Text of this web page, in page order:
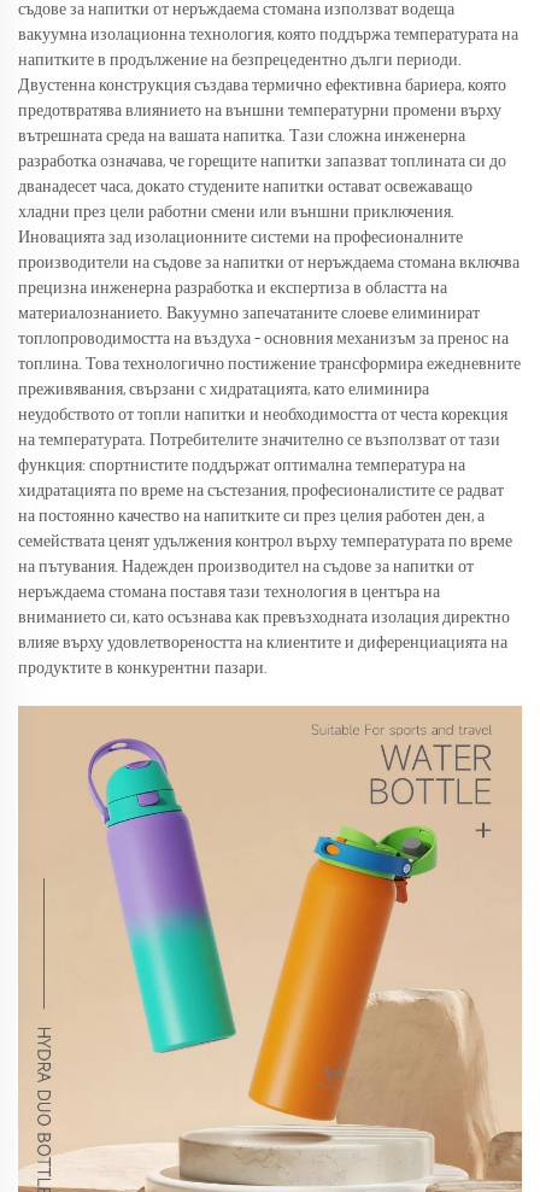
съдове за напитки от неръждаема стомана използват водеща
вакуумна изолационна технология, която поддържа температурата на
напитките в продължение на безпрецедентно дълги периоди.
Двустенна конструкция създава термично ефективна бариера, която
предотвратява влиянието на външни температурни промени върху
вътрешната среда на вашата напитка. Тази сложна инженерна
разработка означава, че горещите напитки запазват топлината си до
дванадесет часа, докато студените напитки остават освежаващо
хладни през цели работни смени или външни приключения.
Иновацията зад изолационните системи на професионалните
производители на съдове за напитки от неръждаема стомана включва
прецизна инженерна разработка и експертиза в областта на
материалознанието. Вакуумно запечатаните слоеве елиминират
топлопроводимостта на въздуха – основния механизъм за пренос на
топлина. Това технологично постижение трансформира ежедневните
преживявания, свързани с хидратацията, като елиминира
неудобството от топли напитки и необходимостта от честа корекция
на температурата. Потребителите значително се възползват от тази
функция: спортнистите поддържат оптимална температура на
хидратацията по време на състезания, професионалистите се радват
на постоянно качество на напитките си през целия работен ден, а
семействата ценят удължения контрол върху температурата по време
на пътувания. Надежден производител на съдове за напитки от
неръждаема стомана поставя тази технология в центъра на
вниманието си, като осъзнава как превъзходната изолация директно
влияе върху удовлетвореността на клиентите и диференциацията на
продуктите в конкурентни пазари.